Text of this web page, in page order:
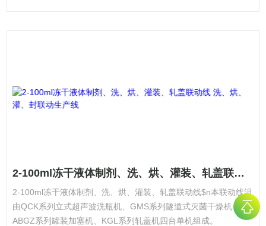
2-100ml冻干液体制剂、洗、烘、灌装、轧盖联动线 洗、烘、灌、封联动生产线
2-100ml冻干液体制剂、洗、烘、灌装、轧盖联动线$n本联动线沮
由QCK系列立式超声波洗瓶机、GMS系列隧道式灭菌干燥机、
ABGZ系列罐装加塞机、KGL系列轧盖机四台单机组成。